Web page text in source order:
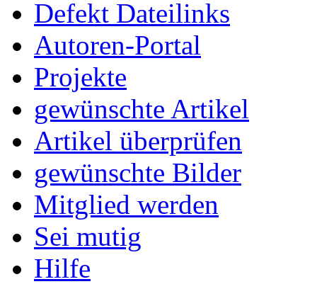
Defekt Dateilinks
Autoren-Portal
Projekte
gewünschte Artikel
Artikel überprüfen
gewünschte Bilder
Mitglied werden
Sei mutig
Hilfe